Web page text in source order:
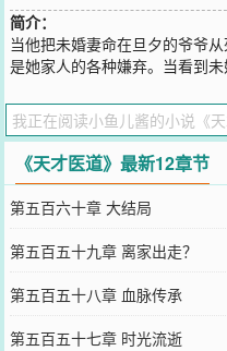
简介：
当他把未婚妻命在旦夕的爷爷
是她家人的各种嫌弃。当看到
道本质，在坚守心中信仰的修
家产？你想多了，志不在此。
了。\n这是一个青年谱写自己精
您要是觉得《天才医道》还不
里的朋友推荐哦！
《天才医道》最新12章节
第五百六十章 大结局
第五百五十九章 离家出走？
第五百五十八章 血脉传承
第五百五十七章 时光流逝